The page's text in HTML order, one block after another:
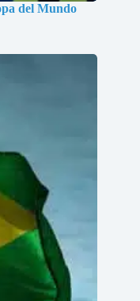
del Mundo